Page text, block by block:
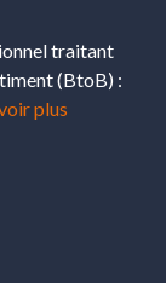
traitant
(BtoB) :
plus